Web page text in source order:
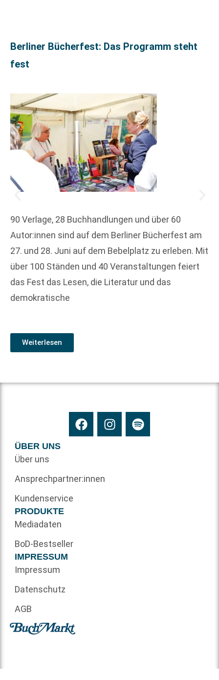
Berliner Bücherfest: Das Programm steht
fest
90 Verlage, 28 Buchhandlungen und über 60
Autor:innen sind auf dem Berliner Bücherfest am
27. und 28. Juni auf dem Bebelplatz zu erleben. Mit
über 100 Ständen und 40 Veranstaltungen feiert
das Fest das Lesen, die Literatur und das
demokratische
Weiterlesen
ÜBER UNS
Über uns
Ansprechpartner:innen
Kundenservice
PRODUKTE
Mediadaten
BoD-Bestseller
IMPRESSUM
Impressum
Datenschutz
AGB